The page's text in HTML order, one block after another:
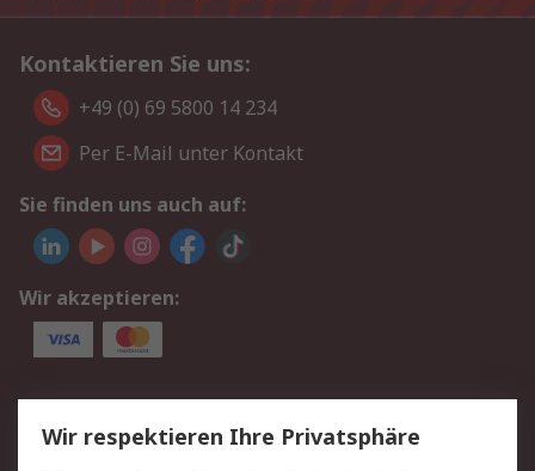
Kontaktieren Sie uns:
+49 (0) 69 5800 14 234
Per E-Mail unter Kontakt
Sie finden uns auch auf:
Wir akzeptieren:
Service
Value Added Services
Lieferlösungen
Wir respektieren Ihre Privatsphäre